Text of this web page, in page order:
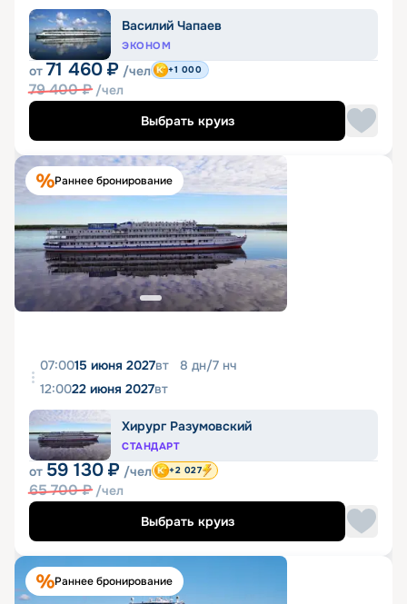
Василий Чапаев
ЭКОНОМ
от 71 460 ₽ /чел
79 400₽ /чел
+1 000
Выбрать круиз
Раннее бронирование
07:0015 июня 2027вт 8 дн/7 нч
12:0022 июня 2027вт
Хирург Разумовский
СТАНДАРТ
от 59 130 ₽ /чел
65 700₽ /чел
+2 027
Выбрать круиз
Раннее бронирование